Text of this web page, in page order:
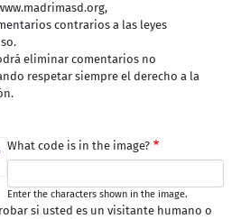
contrarios a las leyes
eliminar comentarios no
respetar siempre el derecho a la
What code is in the image?
Enter the characters shown in the image.
si usted es un visitante humano o